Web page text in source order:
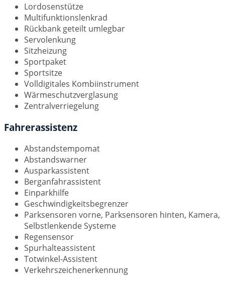
Lordosenstütze
Multifunktionslenkrad
Rückbank geteilt umlegbar
Servolenkung
Sitzheizung
Sportpaket
Sportsitze
Volldigitales Kombiinstrument
Wärmeschutzverglasung
Zentralverriegelung
Fahrerassistenz
Abstandstempomat
Abstandswarner
Ausparkassistent
Berganfahrassistent
Einparkhilfe
Geschwindigkeitsbegrenzer
Parksensoren vorne, Parksensoren hinten, Kamera,
Selbstlenkende Systeme
Regensensor
Spurhalteassistent
Totwinkel-Assistent
Verkehrszeichenerkennung